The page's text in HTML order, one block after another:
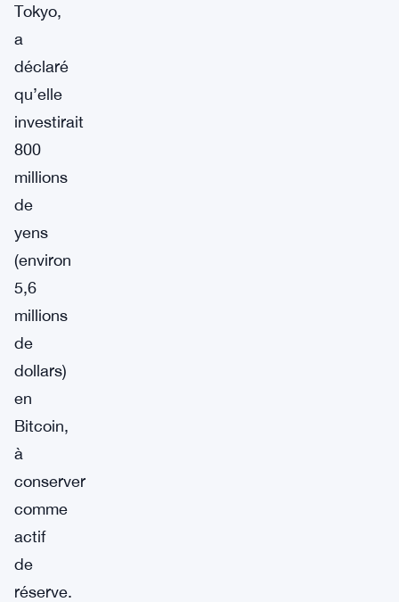
Tokyo,
a
déclaré
qu’elle
investirait
800
millions
de
yens
(environ
5,6
millions
de
dollars)
en
Bitcoin,
à
conserver
comme
actif
de
réserve.